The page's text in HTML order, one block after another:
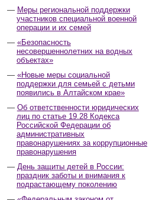
Меры региональной поддержки
участников специальной военной
операции и их семей
«Безопасность
несовершеннолетних на водных
объектах»
«Новые меры социальной
поддержки для семьей с детьми
появились в Алтайском крае»
Об ответственности юридических
лиц по статье 19.28 Кодекса
Российской Федерации об
административных
правонарушениях за коррупционные
правонарушения
День защиты детей в России:
праздник заботы и внимания к
подрастающему поколению